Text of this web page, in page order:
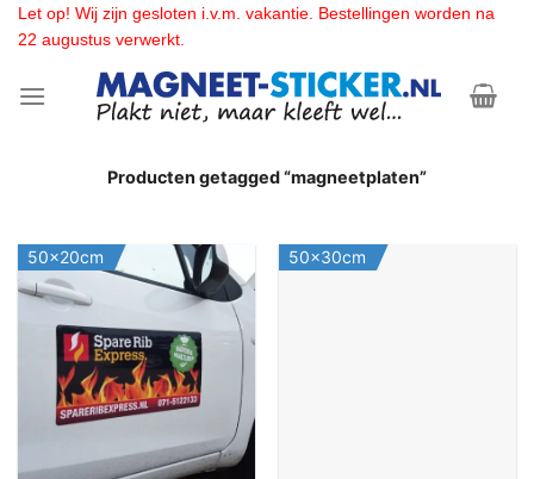
Ga
naar
Let op! Wij zijn gesloten i.v.m. vakantie. Bestellingen worden na
22 augustus verwerkt.
Producten getagged “magneetplaten”
50x20cm 50x30cm